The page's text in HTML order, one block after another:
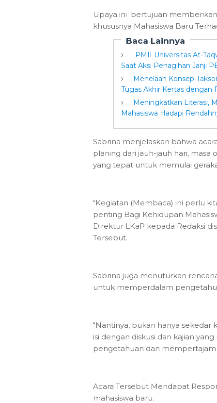
Upaya ini bertujuan
khususnya Mahasiswa Baru
Baca Lainnya
PMII Universitas At-
Saat Aksi Penagihan Janji
Menelaah Konsep
Tugas Akhir Kertas
Meningkatkan Literasi,
Mahasiswa Hadapi
Sabrina menjelaskan bahwa
planing dari jauh-jauh hari,
yang tepat untuk memulai
“Kegiatan (Membaca) ini perlu
penting Bagi Kehidupan
Direktur LKaP kepada Redaksi
Tersebut.
Sabrina juga menuturkan
untuk memperdalam
"Nantinya, bukan hanya
isi dengan diskusi dan kajian
pengetahuan dan mempertajam
Acara Tersebut Mendapat
mahasiswa baru.